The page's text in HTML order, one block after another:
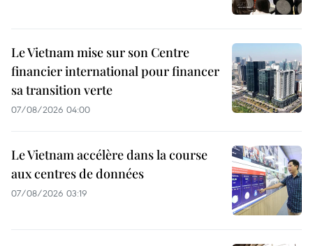
Le Vietnam mise sur son Centre
financier international pour financer
sa transition verte
07/08/2026 04:00
Le Vietnam accélère dans la course
aux centres de données
07/08/2026 03:19